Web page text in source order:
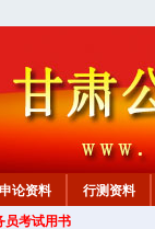
申论资料
行测资料
员考试用书